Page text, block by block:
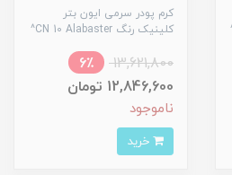
کرم پودر سرمی ایون بتر
کلینیک رنگ CN 10 Alabaster^
13,621,800
6٪
12,846,600 تومان
ناموجود